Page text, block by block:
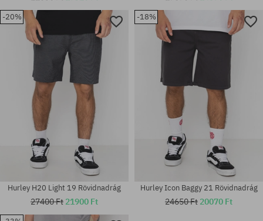
-20%
Hurley H20 Light 19 Rövidnadrág
27400 Ft 21900 Ft
-18%
Hurley Icon Baggy 21 Rövidnadrág
24650 Ft 20070 Ft